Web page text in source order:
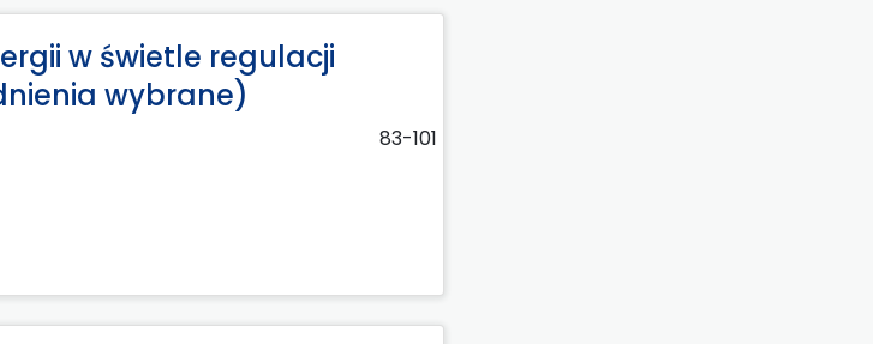
w świetle regulacji
wybrane)
83-101